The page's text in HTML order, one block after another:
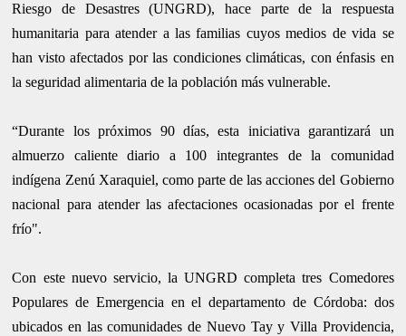
Riesgo de Desastres (UNGRD), hace parte de la respuesta
humanitaria para atender a las familias cuyos medios de vida se
han visto afectados por las condiciones climáticas, con énfasis en
la seguridad alimentaria de la población más vulnerable.
“Durante los próximos 90 días, esta iniciativa garantizará un
almuerzo caliente diario a 100 integrantes de la comunidad
indígena Zenú Xaraquiel, como parte de las acciones del Gobierno
nacional para atender las afectaciones ocasionadas por el frente
frío".
Con este nuevo servicio, la UNGRD completa tres Comedores
Populares de Emergencia en el departamento de Córdoba: dos
ubicados en las comunidades de Nuevo Tay y Villa Providencia,